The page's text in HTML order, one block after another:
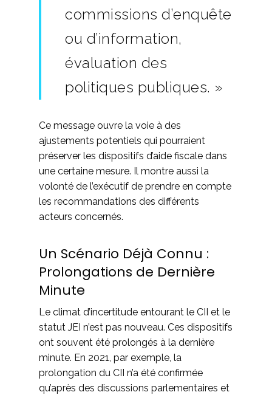
commissions d’enquête
ou d’information,
évaluation des
politiques publiques. »
Ce message ouvre la voie à des
ajustements potentiels qui pourraient
préserver les dispositifs d’aide fiscale dans
une certaine mesure. Il montre aussi la
volonté de l’exécutif de prendre en compte
les recommandations des différents
acteurs concernés.
Un Scénario Déjà Connu :
Prolongations de Dernière
Minute
Le climat d’incertitude entourant le CII et le
statut JEI n’est pas nouveau. Ces dispositifs
ont souvent été prolongés à la dernière
minute. En 2021, par exemple, la
prolongation du CII n’a été confirmée
qu’après des discussions parlementaires et